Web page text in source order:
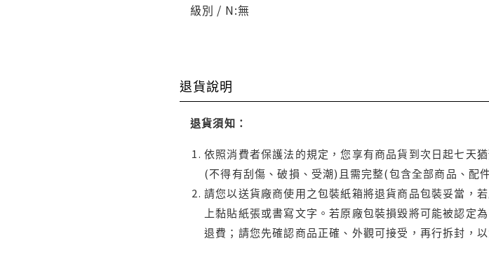
級別 / N:無
退貨說明
退貨須知：
依照消費者保護法的規定，您享有商品貨到次日起七天
(不得有刮傷、破損、受潮)且需完整(包含全部商品、配
請您以送貨廠商使用之包裝紙箱將退貨商品包裝妥當，
上黏貼紙張或書寫文字。若原廠包裝損毀將可能被認定
退費；請您先確認商品正確、外觀可接受，再行拆封，